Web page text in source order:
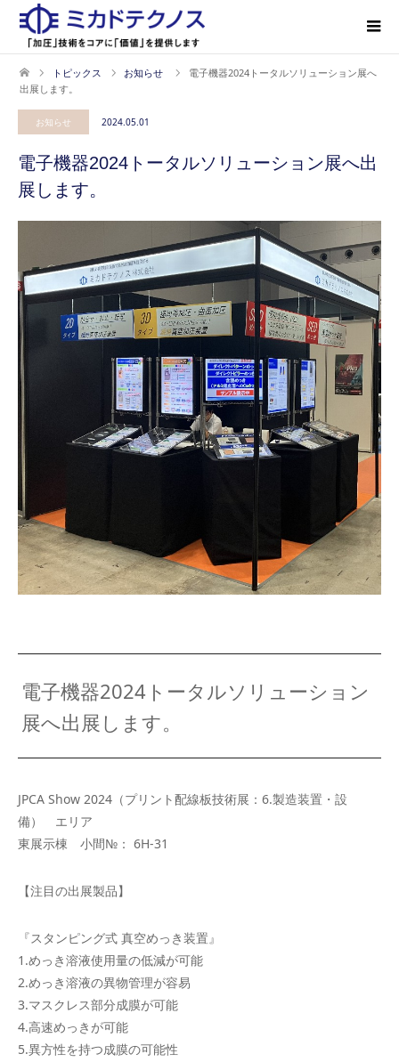
トピックス お知らせ
電子機器2024トータルソリューション展へ
出展します。
お知らせ 2024.05.01
電子機器2024トータルソリューション展へ出
展します。
電子機器2024トータルソリューション
展へ出展します。
JPCA Show 2024（プリント配線板技術展：6.製造装置・設
備） エリア
東展示棟 小間№： 6H-31
【注目の出展製品】
『スタンピング式 真空めっき装置』
1.めっき溶液使用量の低減が可能
2.めっき溶液の異物管理が容易
3.マスクレス部分成膜が可能
4.高速めっきが可能
5.異方性を持つ成膜の可能性